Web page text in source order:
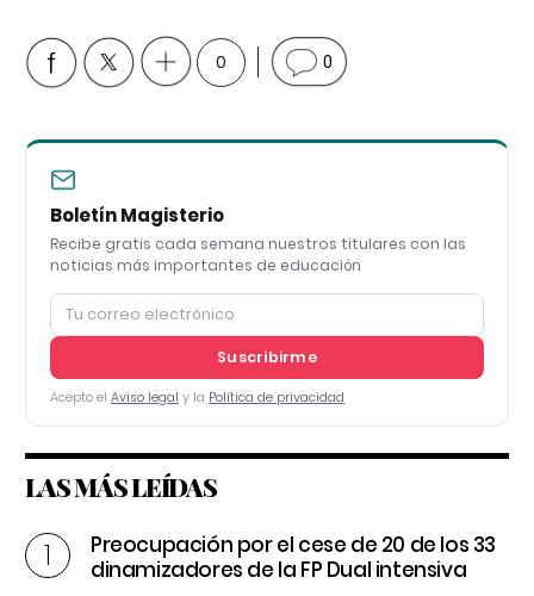
0 0
Boletín Magisterio
Recibe gratis cada semana nuestros titulares con las
noticias más importantes de educación
Suscribirme
Acepto el Aviso legal y la Política de privacidad
LAS MÁS LEÍDAS
Preocupación por el cese de 20 de los 33
dinamizadores de la FP Dual intensiva